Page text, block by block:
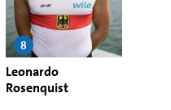
Leonardo
Rosenquist
8